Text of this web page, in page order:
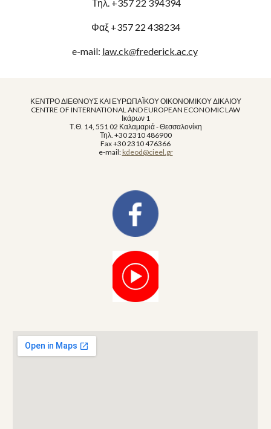
Τηλ. +357 22 394394
Φαξ +357 22 438234
e-mail: law.ck@frederick.ac.cy
ΚΕΝΤΡΟ ΔΙΕΘΝΟΥΣ ΚΑΙ ΕΥΡΩΠΑΪΚΟΥ ΟΙΚΟΝΟΜΙΚΟΥ ΔΙΚΑΙΟΥ
CENTRE OF INTERNATIONAL AND EUROPEAN ECONOMIC LAW
Ικάρων 1
Τ.Θ. 14, 551 02 Καλαμαριά - Θεσσαλονίκη
Τηλ. +30 2310 486900
Fax +30 2310 476366
e-mail: kdeod@cieel.gr